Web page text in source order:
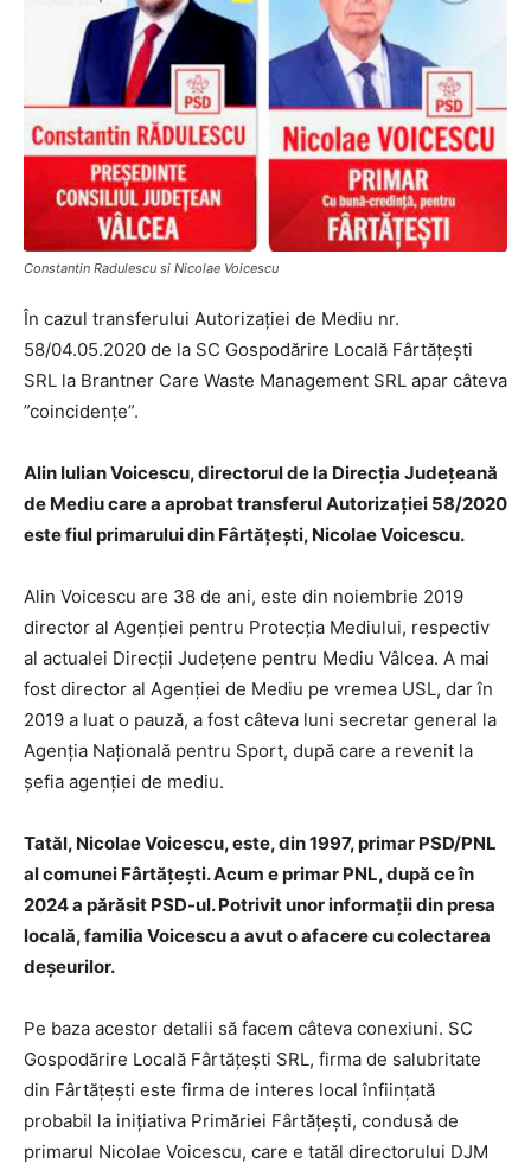
Constantin Radulescu si Nicolae Voicescu
În cazul transferului Autorizației de Mediu nr.
58/04.05.2020 de la SC Gospodărire Locală Fârtăţeşti
SRL la Brantner Care Waste Management SRL apar câteva
”coincidențe”.
Alin Iulian Voicescu, directorul de la Direcția Județeană
de Mediu care a aprobat transferul Autorizației 58/2020
este fiul primarului din Fârtățești, Nicolae Voicescu.
Alin Voicescu are 38 de ani, este din noiembrie 2019
director al Agenţiei pentru Protecţia Mediului, respectiv
al actualei Direcții Județene pentru Mediu Vâlcea. A mai
fost director al Agenției de Mediu pe vremea USL, dar în
2019 a luat o pauză, a fost câteva luni secretar general la
Agenția Națională pentru Sport, după care a revenit la
șefia agenției de mediu.
Tatăl, Nicolae Voicescu, este, din 1997, primar PSD/PNL
al comunei Fârtățești. Acum e primar PNL, după ce în
2024 a părăsit PSD-ul. Potrivit unor informații din presa
locală, familia Voicescu a avut o afacere cu colectarea
deșeurilor.
Pe baza acestor detalii să facem câteva conexiuni. SC
Gospodărire Locală Fârtăţeşti SRL, firma de salubritate
din Fârtățești este firma de interes local înființată
probabil la inițiativa Primăriei Fârtățești, condusă de
primarul Nicolae Voicescu, care e tatăl directorului DJM